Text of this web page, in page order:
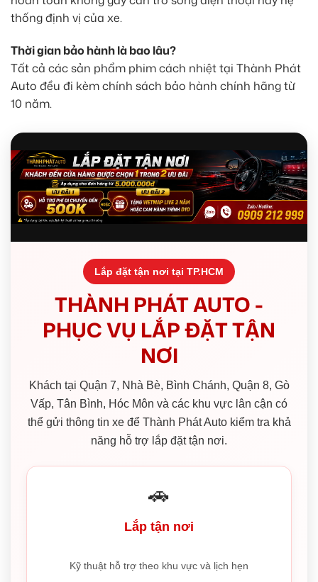
thống định vị của xe.
Thời gian bảo hành là bao lâu?
Tất cả các sản phẩm phim cách nhiệt tại Thành Phát
Auto đều đi kèm chính sách bảo hành chính hãng từ
10 năm.
Lắp đặt tận nơi tại TP.HCM
THÀNH PHÁT AUTO -
PHỤC VỤ LẮP ĐẶT TẬN
NƠI
Khách tại Quận 7, Nhà Bè, Bình Chánh, Quận 8, Gò
Vấp, Tân Bình, Hóc Môn và các khu vực lân cận có
thể gửi thông tin xe để Thành Phát Auto kiểm tra khả
năng hỗ trợ lắp đặt tận nơi.
🚗
Lắp tận nơi
Kỹ thuật hỗ trợ theo khu vực và lịch hẹn